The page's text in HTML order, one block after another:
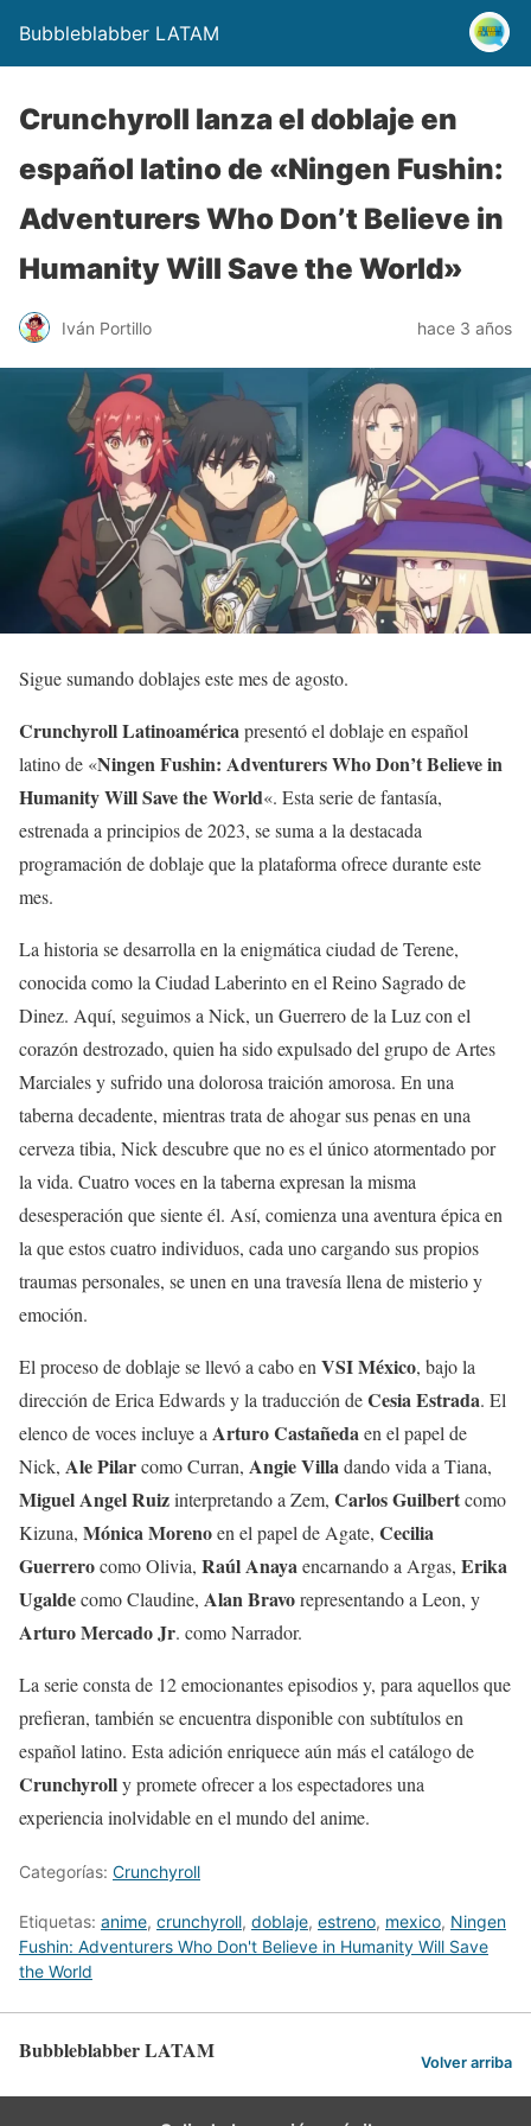
Bubbleblabber LATAM
Crunchyroll lanza el doblaje en
español latino de «Ningen Fushin:
Adventurers Who Don’t Believe in
Humanity Will Save the World»
Iván Portillo hace 3 años
Sigue sumando doblajes este mes de agosto.
Crunchyroll Latinoaméricapresentó el doblaje en español
latino de «Ningen Fushin: Adventurers Who Don’t Believe in
Humanity Will Save the World«. Esta serie de fantasía,
estrenada a principios de 2023, se suma a la destacada
programación de doblaje que la plataforma ofrece durante este
mes.
La historia se desarrolla en la enigmática ciudad de Terene,
conocida como la Ciudad Laberinto en el Reino Sagrado de
Dinez. Aquí, seguimos a Nick, un Guerrero de la Luz con el
corazón destrozado, quien ha sido expulsado del grupo de Artes
Marciales y sufrido una dolorosa traición amorosa. En una
taberna decadente, mientras trata de ahogar sus penas en una
cerveza tibia, Nick descubre que no es el único atormentado por
la vida. Cuatro voces en la taberna expresan la misma
desesperación que siente él. Así, comienza una aventura épica en
la que estos cuatro individuos, cada uno cargando sus propios
traumas personales, se unen en una travesía llena de misterio y
emoción.
El proceso de doblaje se llevó a cabo en VSI México, bajo la
dirección de Erica Edwards y la traducción deCesia Estrada. El
elenco de voces incluye a Arturo Castañedaen el papel de
Nick, Ale Pilarcomo Curran, Angie Villadando vida a Tiana,
Miguel Angel Ruizinterpretando a Zem, Carlos Guilbertcomo
Kizuna, Mónica Morenoen el papel de Agate, Cecilia
Guerrerocomo Olivia, Raúl Anayaencarnando a Argas, Erika
Ugaldecomo Claudine, Alan Bravorepresentando a Leon, y
Arturo Mercado Jr. como Narrador.
La serie consta de 12 emocionantes episodios y, para aquellos que
prefieran, también se encuentra disponible con subtítulos en
español latino. Esta adición enriquece aún más el catálogo de
Crunchyrolly promete ofrecer a los espectadores una
experiencia inolvidable en el mundo del anime.
Categorías: Crunchyroll
Etiquetas: anime, crunchyroll, doblaje, estreno, mexico, Ningen
Fushin: Adventurers Who Don't Believe in Humanity Will Save
the World
Bubbleblabber LATAM Volver arriba